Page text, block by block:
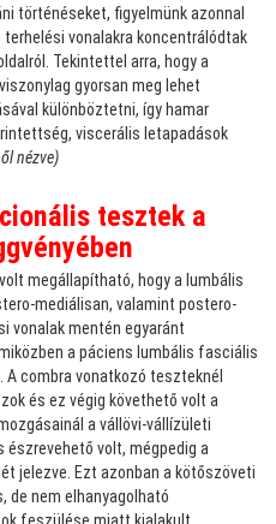
történéseket, figyelmünk azonnal
vonalakra koncentrálódtak
Tekintettel arra, hogy a
gyorsan meg lehet
különböztetni, így hamar
viscerális letapadások
nézve)
tesztek a
megállapítható, hogy a lumbális
mediálisan, valamint postero-
vonalak mentén egyaránt
a páciens lumbális fasciális
combra vonatkozó teszteknél
és ez végig követhető volt a
a vállövi-vállízületi
volt, mégpedig a
jelezve. Ezt azonban a kötőszöveti
de nem elhanyagolható